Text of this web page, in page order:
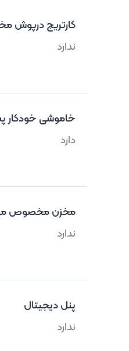
کارتریج درپوش
ندارد
خاموشی خودکار
دارد
مخزن مخصوص
ندارد
پنل دیجیتال
ندارد